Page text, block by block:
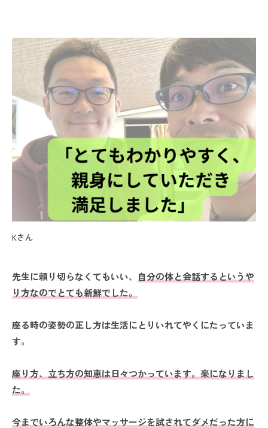
Kさん
先生に頼り切らなくてもいい、 自分の体と会話するというや
り方なのでとても新鮮でした。
座る時の姿勢の正し方は生活にとりいれてやくにたっていま
す。
座り方、立ち方の知恵は日々つかっています。楽になりまし
た。
今までいろんな整体やマッサージを試されてダメだった方に